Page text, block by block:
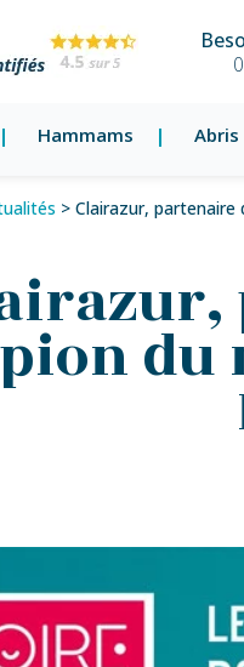
Hammams Abris
>Clairazur, partenaire
du